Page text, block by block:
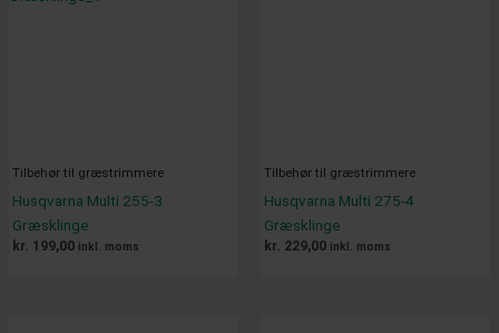
Tilbehør til græstrimmere
Husqvarna Multi 255-3
Græsklinge
kr. 199,00 inkl. moms
Tilbehør til græstrimmere
Husqvarna Multi 275-4
Græsklinge
kr. 229,00 inkl. moms